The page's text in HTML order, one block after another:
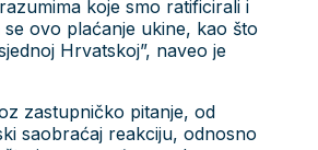
koje smo ratificirali i
se ovo plaćanje ukine, kao što
Hrvatskoj”, naveo je
zastupničko pitanje, od
saobraćaj reakciju, odnosno